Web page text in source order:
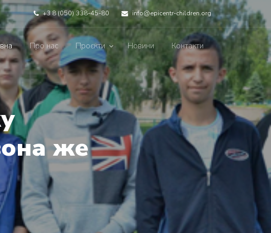
+3 8 (050) 338-45-80 info@epicentr-children.org
Про нас Проєкти Новини Контакти
же